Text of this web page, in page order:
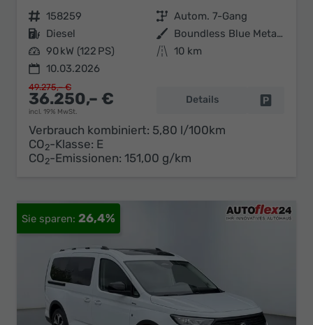
Fahrzeugnr. 158259 Getriebe Autom. 7-Gang
Kraftstoff Diesel Außenfarbe
Boundless Blue Metallic
Leistung 90 kW (122 PS) Kilometerstand 10 km
10.03.2026
36.250,– €
incl. 19% MwSt.
49.275,– €
Details
Verbrauch kombiniert: 5,80 l/100km
CO2-Klasse: E
CO2-Emissionen: 151,00 g/km
26,4%